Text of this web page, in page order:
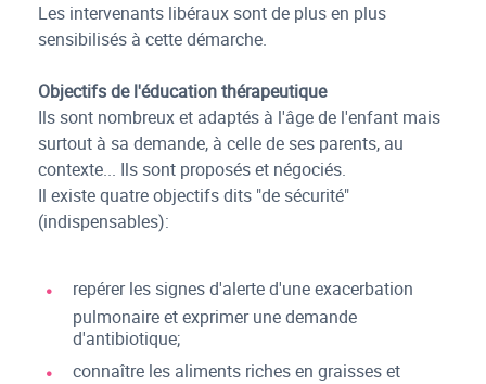
Les intervenants libéraux sont de plus en plus
sensibilisés à cette démarche.
Objectifs de l'éducation thérapeutique
Ils sont nombreux et adaptés à l'âge de l'enfant mais
surtout à sa demande, à celle de ses parents, au
contexte... Ils sont proposés et négociés.
Il existe quatre objectifs dits "de sécurité"
(indispensables):
repérer les signes d'alerte d'une exacerbation
pulmonaire et exprimer une demande
d'antibiotique;
connaître les aliments riches en graisses et